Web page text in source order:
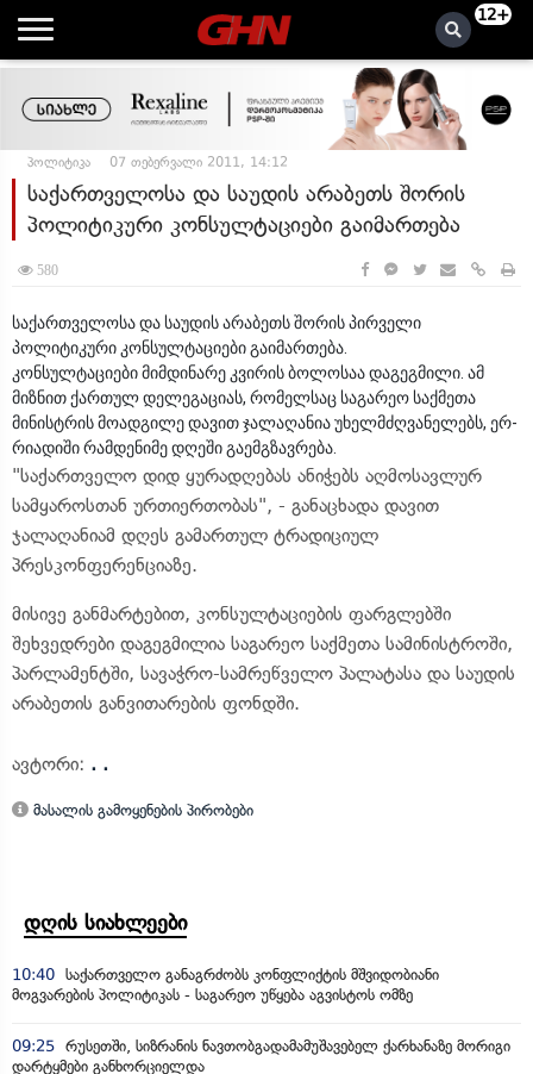
12+
პოლიტიკა 07 თებერვალი 2011, 14:12
საქართველოსა და საუდის არაბეთს შორის
პოლიტიკური კონსულტაციები გაიმართება
580
საქართველოსა და საუდის არაბეთს შორის პირველი
პოლიტიკური კონსულტაციები გაიმართება.
კონსულტაციები მიმდინარე კვირის ბოლოსაა დაგეგმილი. ამ
მიზნით ქართულ დელეგაციას, რომელსაც საგარეო საქმეთა
მინისტრის მოადგილე დავით ჯალაღანია უხელმძღვანელებს, ერ-
რიადიში რამდენიმე დღეში გაემგზავრება.
"საქართველო დიდ ყურადღებას ანიჭებს აღმოსავლურ
სამყაროსთან ურთიერთობას", - განაცხადა დავით
ჯალაღანიამ დღეს გამართულ ტრადიციულ
პრესკონფერენციაზე.
მისივე განმარტებით, კონსულტაციების ფარგლებში
შეხვედრები დაგეგმილია საგარეო საქმეთა სამინისტროში,
პარლამენტში, სავაჭრო-სამრეწველო პალატასა და საუდის
არაბეთის განვითარების ფონდში.
ავტორი: . .
მასალის გამოყენების პირობები
დღის სიახლეები
10:40 საქართველო განაგრძობს კონფლიქტის მშვიდობიანი
მოგვარების პოლიტიკას - საგარეო უწყება აგვისტოს ომზე
09:25 რუსეთში, სიზრანის ნავთობგადამამუშავებელ ქარხანაზე მორიგი
დარტყმები განხორციელდა